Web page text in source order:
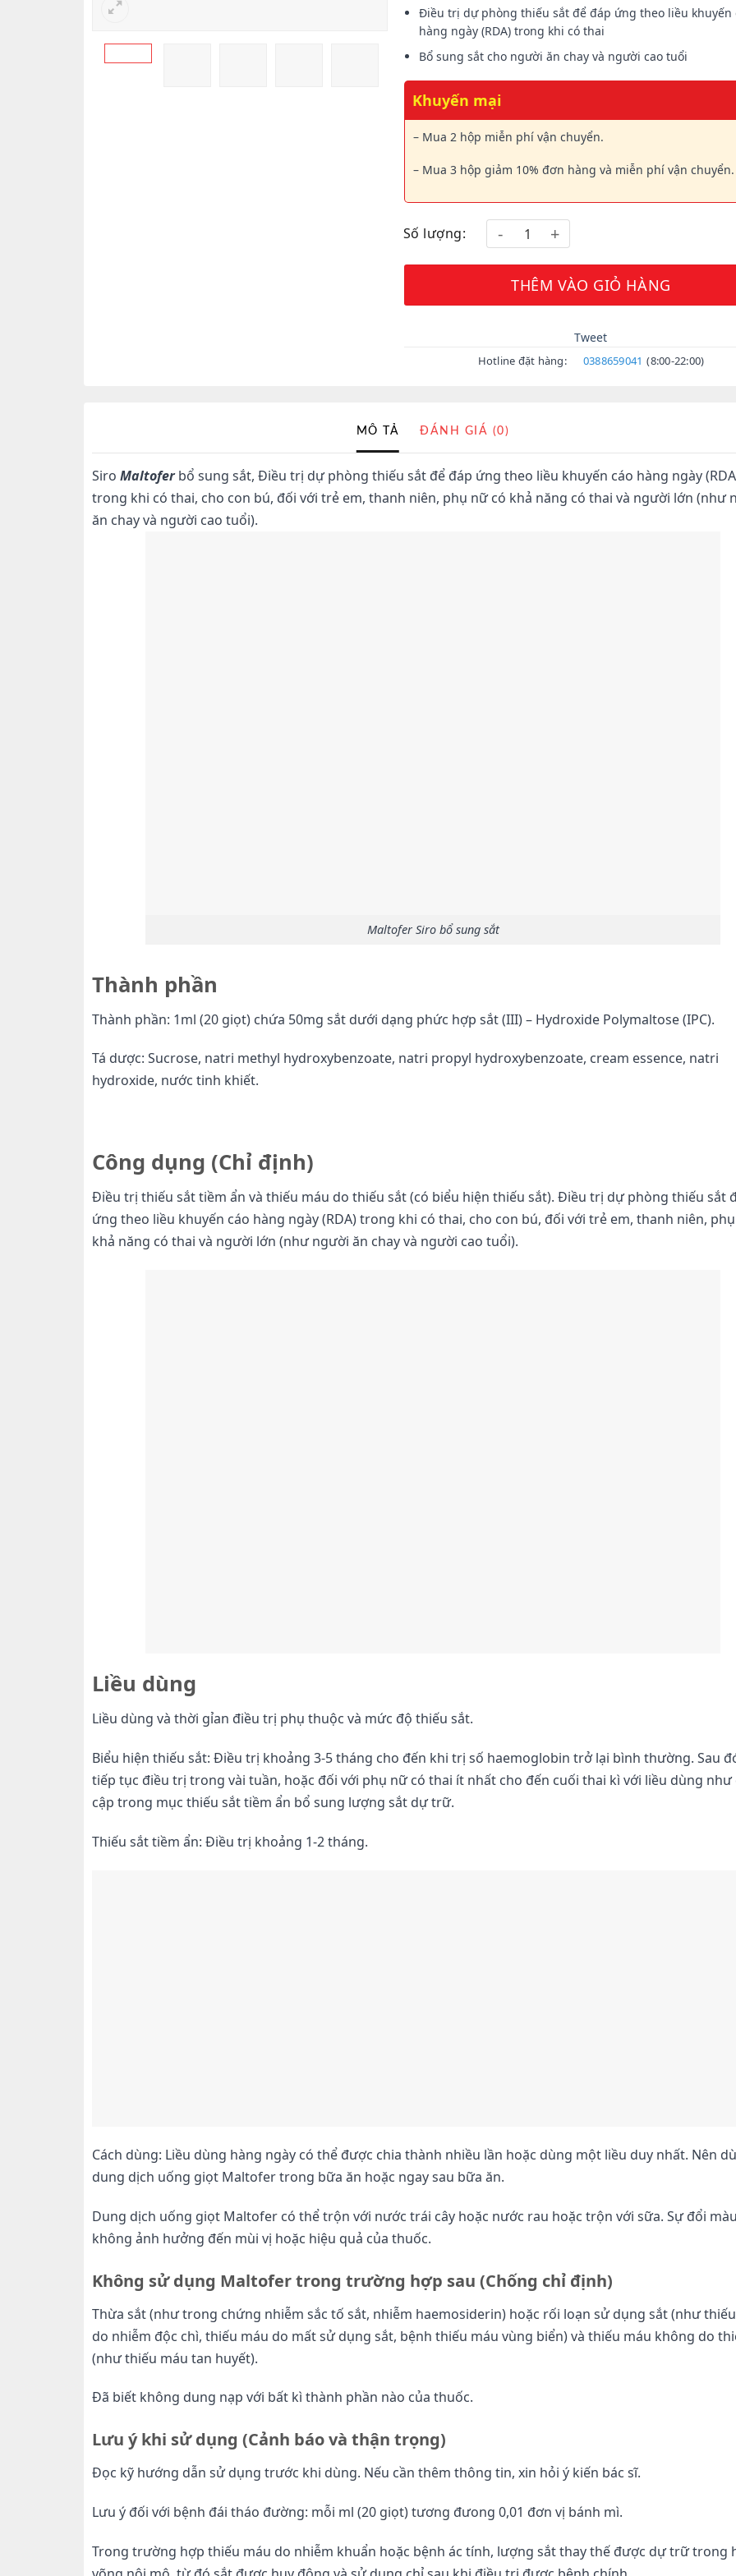
Điều trị dự phòng thiếu sắt để đáp ứng theo liều khuyến
hàng ngày (RDA) trong khi có thai
Bổ sung sắt cho người ăn chay và người cao tuổi
Khuyến mại
– Mua 2 hộp miễn phí vận chuyển.
– Mua 3 hộp giảm 10% đơn hàng và miễn phí vận chuyển.
Số lượng:
THÊM VÀO GIỎ HÀNG
Tweet
Hotline đặt hàng: 0388659041 (8:00-22:00)
MÔ TẢ ĐÁNH GIÁ (0)
Siro Maltoferbổ sung sắt, Điều trị dự phòng thiếu sắt để đáp ứng theo liều khuyến cáo hàng ngày
trong khi có thai, cho con bú, đối với trẻ em, thanh niên, phụ nữ có khả năng có thai và người lớn (như
ăn chay và người cao tuổi).
Maltofer Siro bổ sung sắt
Thành phần
Thành phần: 1ml (20 giọt) chứa 50mg sắt dưới dạng phức hợp sắt (III) – Hydroxide Polymaltose (IPC).
Tá dược: Sucrose, natri methyl hydroxybenzoate, natri propyl hydroxybenzoate, cream essence, natri
hydroxide, nước tinh khiết.
Công dụng (Chỉ định)
Điều trị thiếu sắt tiềm ẩn và thiếu máu do thiếu sắt (có biểu hiện thiếu sắt). Điều trị dự phòng thiếu sắt
ứng theo liều khuyến cáo hàng ngày (RDA) trong khi có thai, cho con bú, đối với trẻ em, thanh niên,
khả năng có thai và người lớn (như người ăn chay và người cao tuổi).
Liều dùng
Liều dùng và thời gỉan điều trị phụ thuộc và mức độ thiếu sắt.
Biểu hiện thiếu sắt: Điều trị khoảng 3-5 tháng cho đến khi trị số haemoglobin trở lại bình thường. Sau
tiếp tục điều trị trong vài tuần, hoặc đối với phụ nữ có thai ít nhất cho đến cuối thai kì với liều dùng như
cập trong mục thiếu sắt tiềm ẩn bổ sung lượng sắt dự trữ.
Thiếu sắt tiềm ẩn: Điều trị khoảng 1-2 tháng.
Cách dùng: Liều dùng hàng ngày có thể được chia thành nhiều lần hoặc dùng một liều duy nhất. Nên
dung dịch uống giọt Maltofer trong bữa ăn hoặc ngay sau bữa ăn.
Dung dịch uống giọt Maltofer có thể trộn với nước trái cây hoặc nước rau hoặc trộn với sữa. Sự đổi
không ảnh hưởng đến mùi vị hoặc hiệu quả của thuốc.
Không sử dụng Maltofertrong trường hợp sau (Chống chỉ định)
Thừa sắt (như trong chứng nhiễm sắc tố sắt, nhiễm haemosiderin) hoặc rối loạn sử dụng sắt (như
do nhiễm độc chì, thiếu máu do mất sử dụng sắt, bệnh thiếu máu vùng biển) và thiếu máu không do
(như thiếu máu tan huyết).
Đã biết không dung nạp với bất kì thành phần nào của thuốc.
Lưu ý khi sử dụng (Cảnh báo và thận trọng)
Đọc kỹ hướng dẫn sử dụng trước khi dùng. Nếu cần thêm thông tin, xin hỏi ý kiến bác sĩ.
Lưu ý đối với bệnh đái tháo đường: mỗi ml (20 giọt) tương đưong 0,01 đơn vị bánh mì.
Trong trường hợp thiếu máu do nhiễm khuẩn hoặc bệnh ác tính, lượng sắt thay thế được dự trữ trong